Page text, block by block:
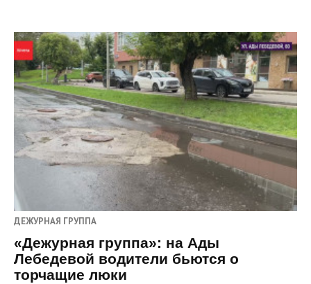
ДЕЖУРНАЯ ГРУППА
«Дежурная группа»: на Ады
Лебедевой водители бьются о
торчащие люки